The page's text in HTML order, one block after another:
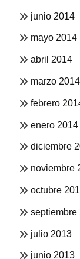
junio 2014
mayo 2014
abril 2014
marzo 2014
febrero
enero 2014
diciembre
noviembre
octubre
septiembre
julio 2013
junio 2013